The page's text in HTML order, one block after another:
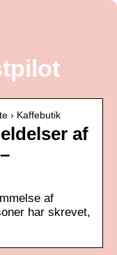
› Kaffebutik
af
af
har skrevet,